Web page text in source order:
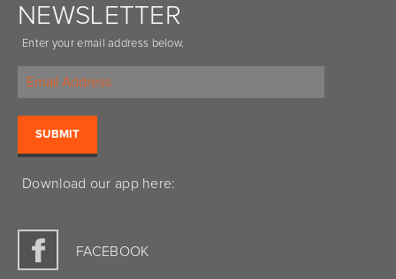
NEWSLETTER
Enter your email address below.
Download our app here:
FACEBOOK